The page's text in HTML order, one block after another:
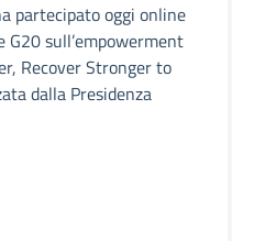
partecipato oggi online
sull’empowerment
Recover Stronger to
dalla Presidenza